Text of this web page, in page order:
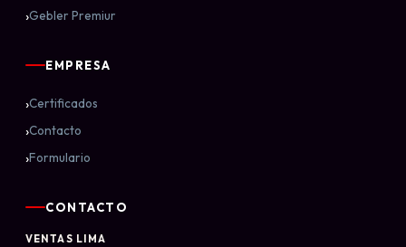
›Gebler Premiur
EMPRESA
›Certificados
›Contacto
›Formulario
CONTACTO
VENTAS LIMA